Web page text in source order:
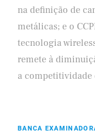
na definição de
metálicas; e o
tecnologia
remete à
a competitividade
BANCA